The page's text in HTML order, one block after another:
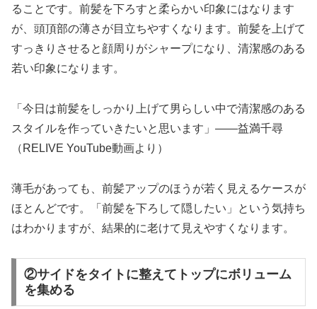
ることです。前髪を下ろすと柔らかい印象にはなります
が、頭頂部の薄さが目立ちやすくなります。前髪を上げて
すっきりさせると顔周りがシャープになり、清潔感のある
若い印象になります。
「今日は前髪をしっかり上げて男らしい中で清潔感のある
スタイルを作っていきたいと思います」——益満千尋
（RELIVE YouTube動画より）
薄毛があっても、前髪アップのほうが若く見えるケースが
ほとんどです。「前髪を下ろして隠したい」という気持ち
はわかりますが、結果的に老けて見えやすくなります。
②サイドをタイトに整えてトップにボリューム
を集める